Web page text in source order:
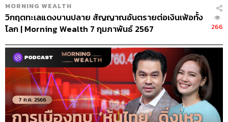
MORNING WEALTH
วิกฤตทะเลแดงบานปลาย สัญญาณอันตรายต่อเงินเฟ้อทั้ง
โลก | Morning Wealth 7 กุมภาพันธ์ 2567
266